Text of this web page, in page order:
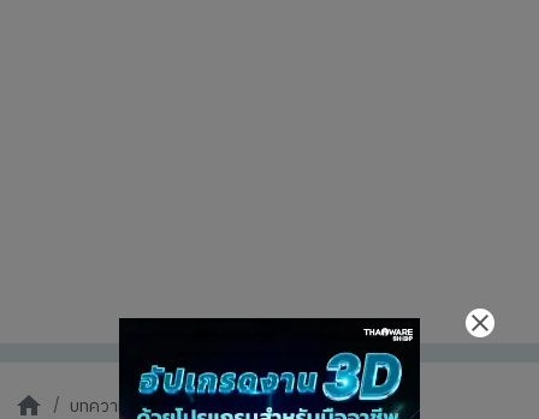
บทความ วิธีเปลี่ยนลูกค...